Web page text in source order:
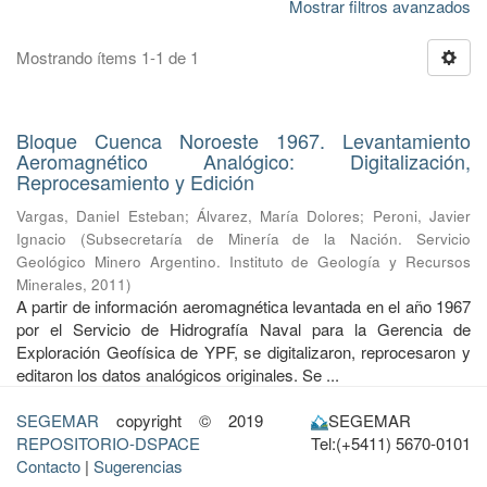
Mostrar filtros avanzados
Mostrando ítems 1-1 de 1
Bloque Cuenca Noroeste 1967. Levantamiento
Aeromagnético Analógico: Digitalización,
Reprocesamiento y Edición
Vargas, Daniel Esteban; Álvarez, María Dolores; Peroni, Javier
Ignacio
(Subsecretaría de Minería de la Nación. Servicio
Geológico Minero Argentino. Instituto de Geología y Recursos
Minerales, 2011)
A partir de información aeromagnética levantada en el año 1967
por el Servicio de Hidrografía Naval para la Gerencia de
Exploración Geofísica de YPF, se digitalizaron, reprocesaron y
editaron los datos analógicos originales. Se ...
SEGEMAR copyright © 2019
REPOSITORIO-DSPACE
Contacto | Sugerencias
SEGEMAR
Tel:(+5411) 5670-0101